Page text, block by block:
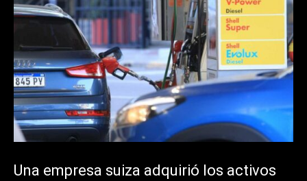
Una empresa suiza adquirió los activos